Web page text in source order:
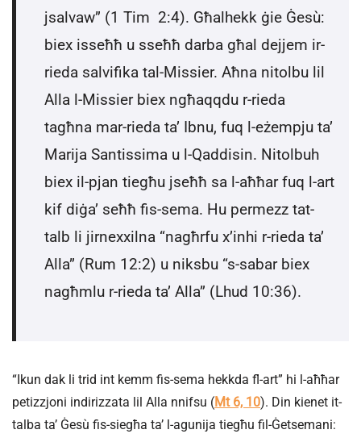
jsalvaw” (1 Tim 2:4). Għalhekk ġie Ġesù:
biex isseħħ u sseħħ darba għal dejjem ir-
rieda salvifika tal-Missier. Aħna nitolbu lil
Alla l-Missier biex ngħaqqdu r-rieda
tagħna mar-rieda ta’ Ibnu, fuq l-eżempju ta’
Marija Santissima u l-Qaddisin. Nitolbuh
biex il-pjan tiegħu jseħħ sa l-aħħar fuq l-art
kif diġa’ seħħ fis-sema. Hu permezz tat-
talb li jirnexxilna “nagħrfu x’inhi r-rieda ta’
Alla” (Rum 12:2) u niksbu “s-sabar biex
nagħmlu r-rieda ta’ Alla” (Lhud 10:36).
“Ikun dak li trid int kemm fis-sema hekkda fl-art” hi l-aħħar
petizzjoni indirizzata lil Alla nnifsu (Mt 6, 10). Din kienet it-
talba ta’ Ġesù fis-siegħa ta’ l-agunija tiegħu fil-Ġetsemani: